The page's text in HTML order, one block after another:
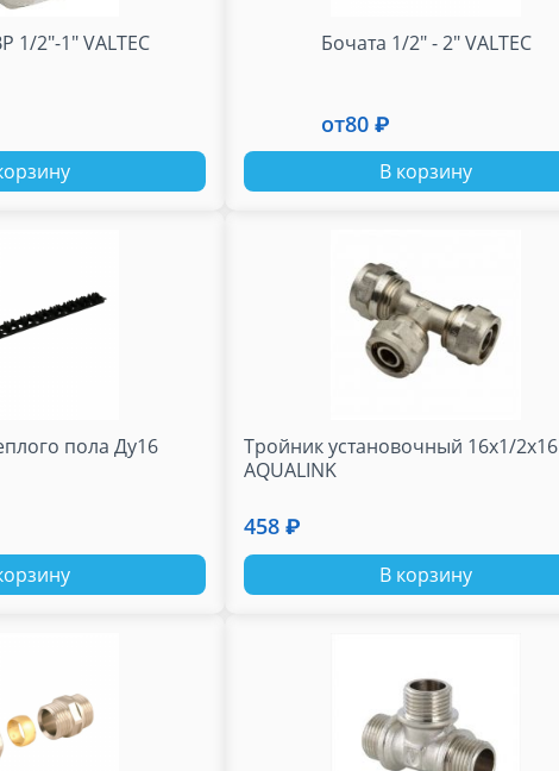
1/2"-1" VALTEC Бочата 1/2" - 2" VALTEC
от80 ₽
В корзину
пола Ду16
Тройник установочный 16х1/2х16
AQUALINK
458 ₽
В корзину